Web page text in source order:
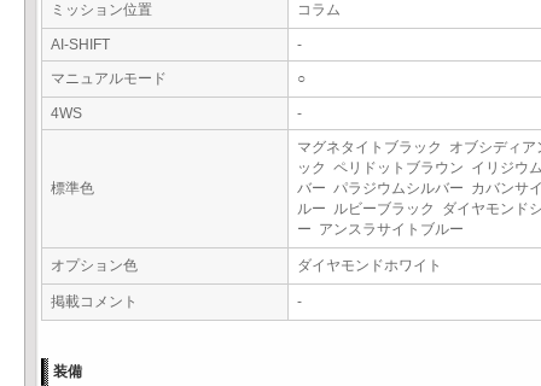
ミッション位置 コラム
AI-SHIFT
-
マニュアルモード
○
4WS -
標準色
マグネタイトブラック オブシディア
ック ペリドットブラウン イリジウ
バー パラジウムシルバー カバンサ
ルー ルビーブラック ダイヤモンド
ー アンスラサイトブルー
オプション色 ダイヤモンドホワイト
掲載コメント -
装備